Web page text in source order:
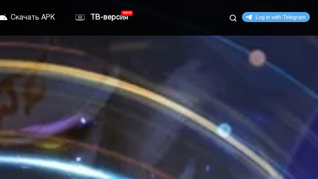
Скачать APK ТВ-версия